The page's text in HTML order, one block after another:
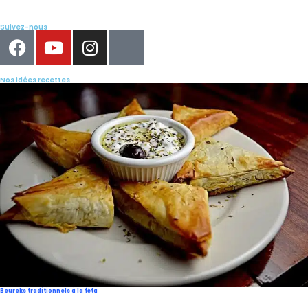
Suivez-nous
Nos idées recettes
Beureks traditionnels à la féta